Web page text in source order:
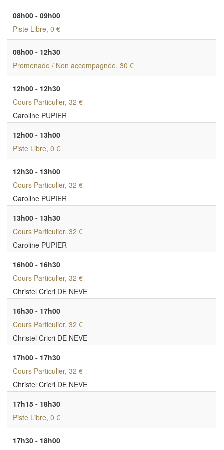
08h00 - 09h00
Piste Libre, 0 €
08h00 - 12h30
Promenade / Non accompagnée, 30 €
12h00 - 12h30
Cours Particulier, 32 €
Caroline PUPIER
12h00 - 13h00
Piste Libre, 0 €
12h30 - 13h00
Cours Particulier, 32 €
Caroline PUPIER
13h00 - 13h30
Cours Particulier, 32 €
Caroline PUPIER
16h00 - 16h30
Cours Particulier, 32 €
Christel Cricri DE NEVE
16h30 - 17h00
Cours Particulier, 32 €
Christel Cricri DE NEVE
17h00 - 17h30
Cours Particulier, 32 €
Christel Cricri DE NEVE
17h15 - 18h30
Piste Libre, 0 €
17h30 - 18h00